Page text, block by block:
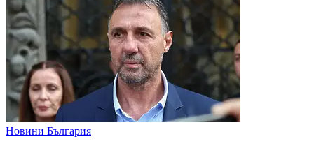
Новини България